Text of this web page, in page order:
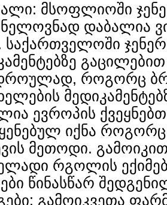
მსოფლიოში
დაბალია
საქართველოში
როგორც
ევროპის
იქნა
მეთოდი.
რგოლის
წინასწარ
გამოიკვეთა